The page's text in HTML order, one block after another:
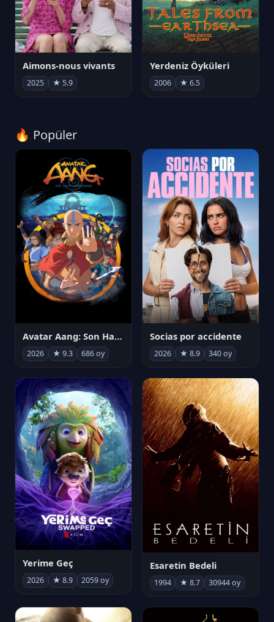
Aimons-nous vivants
2025 ★ 5.9
Yerdeniz Öyküleri
2006 ★ 6.5
🔥 Popüler
Avatar Aang: Son Havabükücü
2026 ★ 9.3 686 oy
Socias por accidente
2026 ★ 8.9 340 oy
Yerime Geç
2026 ★ 8.9 2059 oy
Esaretin Bedeli
1994 ★ 8.7 30944 oy